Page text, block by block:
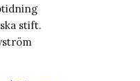
stift.